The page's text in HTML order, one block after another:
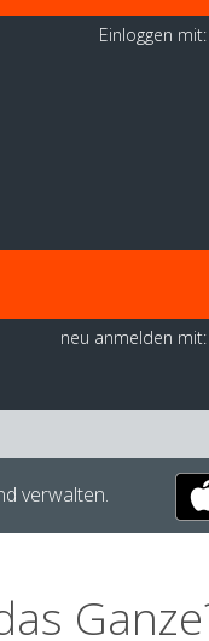
Einloggen
neu anmelden mit:
verwalten.